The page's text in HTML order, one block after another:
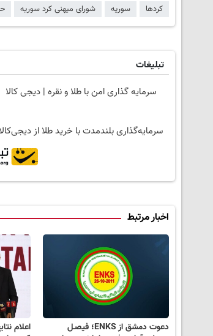
کردها سوریه شورای میهنی کرد سوریه
تبلیغات
سرمایه گذاری امن با طلا و نقره | دیجی کالا
سرمایه‌گذاری بلندمدت با خرید طلا از دیجی‌کالا
اخبار مرتبط
دعوت دمشق از ENKS؛ فیصـل
اعلام